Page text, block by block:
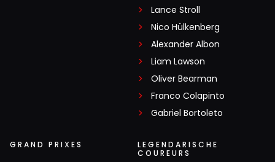
Lance Stroll
Nico Hülkenberg
Alexander Albon
Liam Lawson
Oliver Bearman
Franco Colapinto
Gabriel Bortoleto
GRAND PRIXES
LEGENDARISCHE
COUREURS